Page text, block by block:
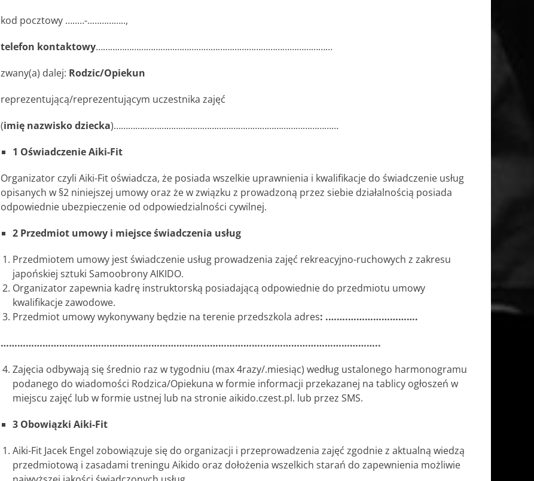
kod pocztowy …..…-..…………..,
telefon kontaktowy………………………………………………………………………………………
zwany(a) dalej: Rodzic/Opiekun
reprezentującą/reprezentującym uczestnika zajęć
(imię nazwisko dziecka)………….………………………………………………………………………
1 Oświadczenie Aiki-Fit
Organizator czyli Aiki-Fit oświadcza, że posiada wszelkie uprawnienia i kwalifikacje do świadczenie usług
opisanych w §2 niniejszej umowy oraz że w związku z prowadzoną przez siebie działalnością posiada
odpowiednie ubezpieczenie od odpowiedzialności cywilnej.
2 Przedmiot umowy i miejsce świadczenia usług
Przedmiotem umowy jest świadczenie usług prowadzenia zajęć rekreacyjno-ruchowych z zakresu
japońskiej sztuki Samoobrony AIKIDO.
Organizator zapewnia kadrę instruktorską posiadającą odpowiednie do przedmiotu umowy
kwalifikacje zawodowe.
Przedmiot umowy wykonywany będzie na terenie przedszkola adres: .…….…………………….
…………………………………………………………………………………..…………………………………..
Zajęcia odbywają się średnio raz w tygodniu (max 4razy/.miesiąc) według ustalonego harmonogramu
podanego do wiadomości Rodzica/Opiekuna w formie informacji przekazanej na tablicy ogłoszeń w
miejscu zajęć lub w formie ustnej lub na stronie aikido.czest.pl. lub przez SMS.
3 Obowiązki Aiki-Fit
Aiki-Fit Jacek Engel zobowiązuje się do organizacji i przeprowadzenia zajęć zgodnie z aktualną wiedzą
przedmiotową i zasadami treningu Aikido oraz dołożenia wszelkich starań do zapewnienia możliwie